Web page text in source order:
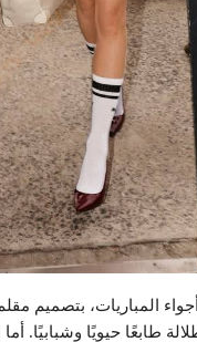
المباريات، بتصميم
طابعًا حيويًا وشبابيًا. أما